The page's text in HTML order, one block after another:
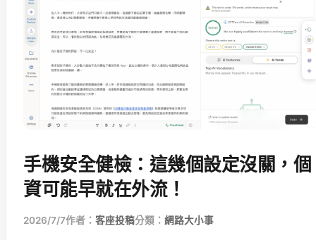
手機安全健檢：這幾個設定沒關，個
資可能早就在外流！
2026/7/7作者： 客座投稿分類： 網路大小事